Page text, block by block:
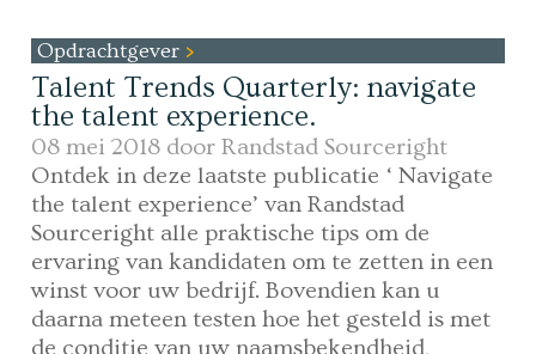
Opdrachtgever
Talent Trends Quarterly: navigate
the talent experience.
08 mei 2018 doorRandstad Sourceright
Ontdek in deze laatste publicatie ‘ Navigate
the talent experience’ van Randstad
Sourceright alle praktische tips om de
ervaring van kandidaten om te zetten in een
winst voor uw bedrijf. Bovendien kan u
daarna meteen testen hoe het gesteld is met
de conditie van uw naamsbekendheid,